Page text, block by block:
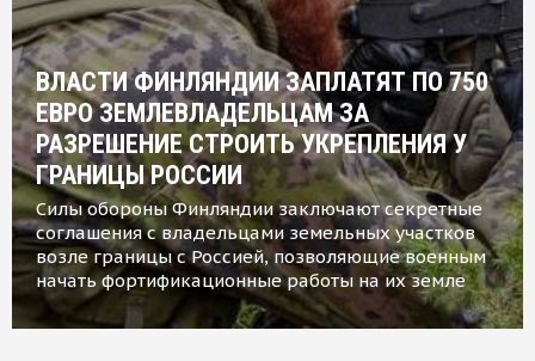
ВЛАСТИ ФИНЛЯНДИИ ЗАПЛАТЯТ ПО 750
ЕВРО ЗЕМЛЕВЛАДЕЛЬЦАМ ЗА
РАЗРЕШЕНИЕ СТРОИТЬ УКРЕПЛЕНИЯ У
ГРАНИЦЫ РОССИИ
Силы обороны Финляндии заключают секретные
соглашения с владельцами земельных участков
возле границы с Россией, позволяющие военным
начать фортификационные работы на их земле